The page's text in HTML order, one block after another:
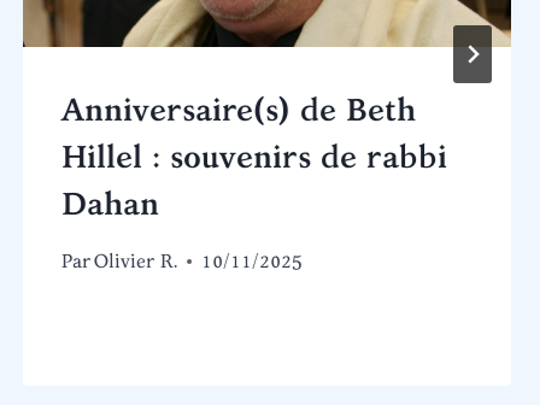
Anniversaire(s) de Beth
Hillel : souvenirs de rabbi
Dahan
ParOlivier R. 10/11/2025